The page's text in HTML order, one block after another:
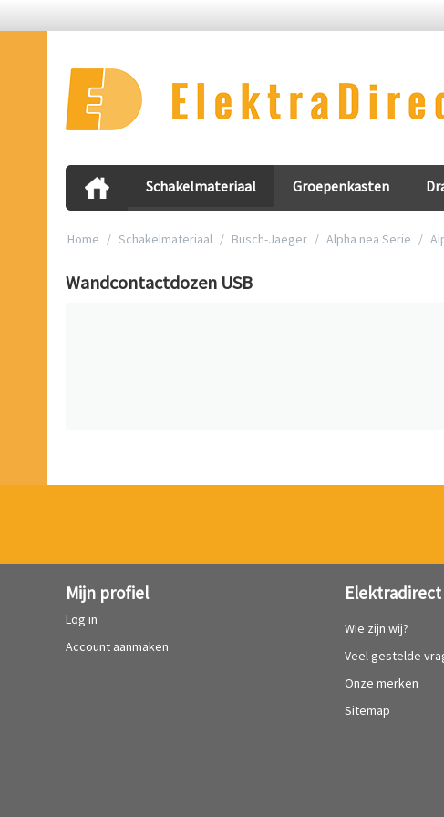
Schakelmateriaal Groepenkasten
Home / Schakelmateriaal / Busch-Jaeger / Alpha nea Serie /
Wandcontactdozen USB
Mijn profiel
Log in
Account aanmaken
Elektradirect
Wie zijn wij?
Veel gestelde
Onze merken
Sitemap